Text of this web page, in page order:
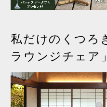
私だけのくつろ
ラウンジチェア」